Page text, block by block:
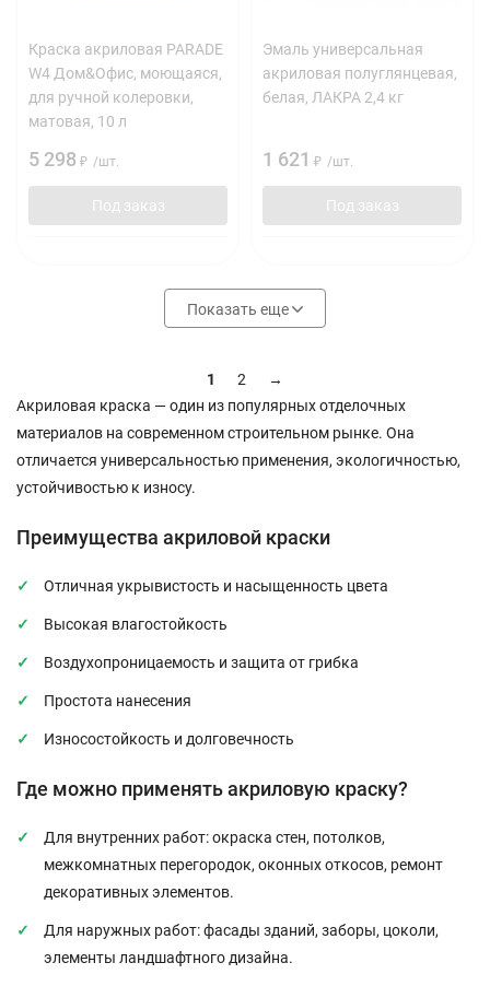
Краска акриловая PARADE
W4 Дом&Офис, моющаяся,
для ручной колеровки,
матовая, 10 л
5 298 ₽ /шт.
Под заказ
Эмаль универсальная
акриловая полуглянцевая,
белая, ЛАКРА 2,4 кг
1 621 ₽ /шт.
Под заказ
Показать еще
1 2
→
Акриловая краска — один из популярных отделочных
материалов на современном строительном рынке. Она
отличается универсальностью применения, экологичностью,
устойчивостью к износу.
Преимущества акриловой краски
Отличная укрывистость и насыщенность цвета
Высокая влагостойкость
Воздухопроницаемость и защита от грибка
Простота нанесения
Износостойкость и долговечность
Где можно применять акриловую краску?
Для внутренних работ: окраска стен, потолков,
межкомнатных перегородок, оконных откосов, ремонт
декоративных элементов.
Для наружных работ: фасады зданий, заборы, цоколи,
элементы ландшафтного дизайна.